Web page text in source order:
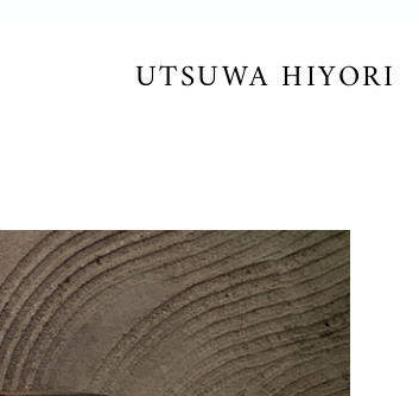
UTSUWA HIYORI